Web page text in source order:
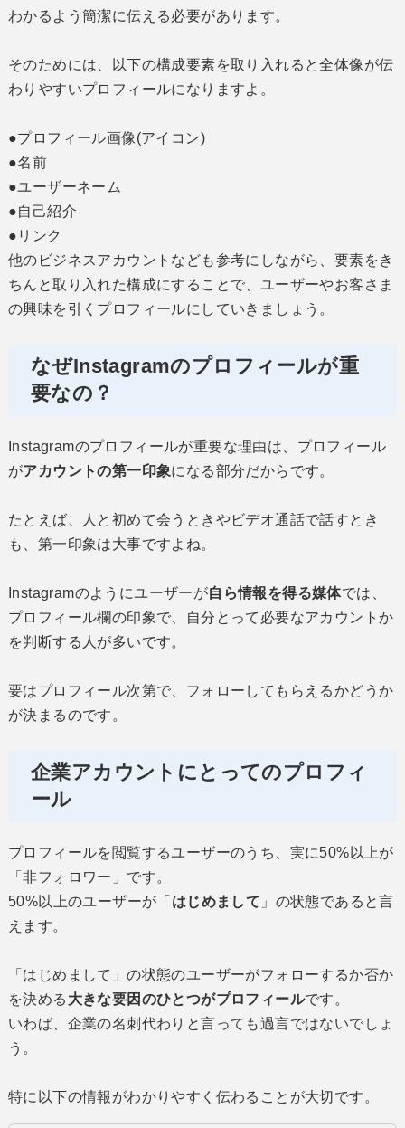
わかるよう簡潔に伝える必要があります。
そのためには、以下の構成要素を取り入れると全体像が伝
わりやすいプロフィールになりますよ。
●プロフィール画像(アイコン)
●名前
●ユーザーネーム
●自己紹介
●リンク
他のビジネスアカウントなども参考にしながら、要素をき
ちんと取り入れた構成にすることで、ユーザーやお客さま
の興味を引くプロフィールにしていきましょう。
なぜInstagramのプロフィールが重
要なの？
Instagramのプロフィールが重要な理由は、プロフィール
がアカウントの第一印象になる部分だからです。
たとえば、人と初めて会うときやビデオ通話で話すとき
も、第一印象は大事ですよね。
Instagramのようにユーザーが自ら情報を得る媒体では、
プロフィール欄の印象で、自分とって必要なアカウントか
を判断する人が多いです。
要はプロフィール次第で、フォローしてもらえるかどうか
が決まるのです。
企業アカウントにとってのプロフィ
ール
プロフィールを閲覧するユーザーのうち、実に50%以上が
「非フォロワー」です。
50%以上のユーザーが「 はじめまして 」の状態であると言
えます。
「はじめまして」の状態のユーザーがフォローするか否か
を決める 大きな要因のひとつがプロフィールです。
いわば、企業の名刺代わりと言っても過言ではないでしょ
う。
特に以下の情報がわかりやすく伝わることが大切です。